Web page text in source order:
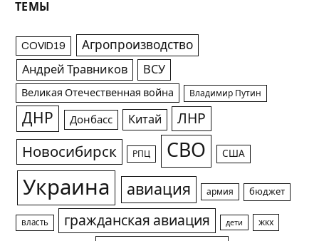
ТЕМЫ
COVID19 Агропроизводство
Андрей Травников ВСУ
Великая Отечественная война Владимир Путин
ДНР Донбасс Китай ЛНР
Новосибирск РПЦ СВО США
Украина авиация армия бюджет
власть гражданская авиация дети жкх